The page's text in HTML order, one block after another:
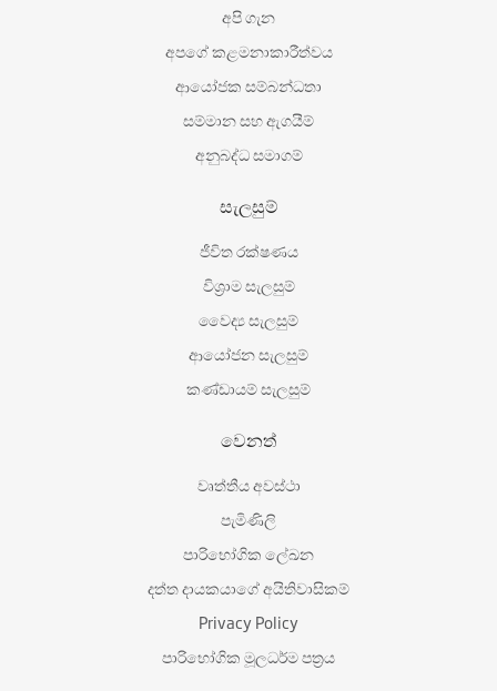
අපි ගැන
අපගේ කළමනාකාරීත්වය
ආයෝජක සම්බන්ධතා
සම්මාන සහ ඇගයීම්
අනුබද්ධ සමාගම්
සැලසුම්
ජීවිත රක්ෂණය
විශ‍්‍රාම සැලසුම්
වෛද්‍ය සැලසුම්
ආයෝජන සැලසුම්
කණ්ඩායම් සැලසුම්
වෙනත්
වෘත්තීය අවස්ථා
පැමිණිලි
පාරිභෝගික ලේඛන
දත්ත දායකයාගේ අයිතිවාසිකම්
Privacy Policy
පාරිභෝගික මූලධර්ම පත්‍රය